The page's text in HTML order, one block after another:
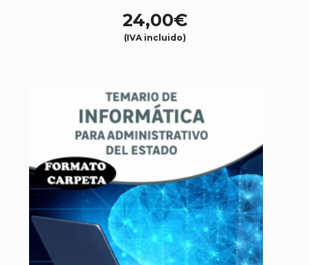
24,00€
(IVA incluido)